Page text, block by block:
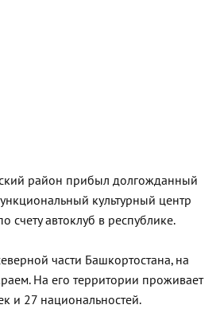
район прибыл долгожданный
культурный центр
счету автоклуб в республике.
части Башкортостана, на
На его территории проживает
и 27 национальностей.